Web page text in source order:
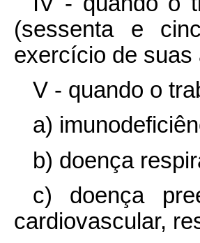
(sessenta e
exercício de suas
V - quando o
a)
b) doença
c) doença
cardiovascular,